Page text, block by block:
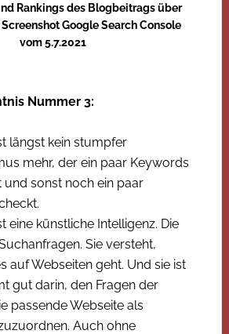
Rankings des Blogbeitrags über
Google Search Console
vom 5.7.2021
Nummer 3:
längst kein stumpfer
mehr, der ein paar Keywords
und sonst noch ein paar
eine künstliche Intelligenz. Die
Sie versteht,
auf Webseiten geht. Und sie ist
gut darin, den Fragen der
passende Webseite als
Auch ohne